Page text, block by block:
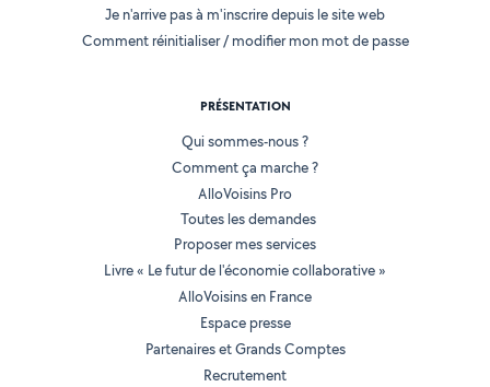
Je n'arrive pas à m'inscrire depuis le site web
Comment réinitialiser / modifier mon mot de passe
PRÉSENTATION
Qui sommes-nous ?
Comment ça marche ?
AlloVoisins Pro
Toutes les demandes
Proposer mes services
Livre « Le futur de l'économie collaborative »
AlloVoisins en France
Espace presse
Partenaires et Grands Comptes
Recrutement